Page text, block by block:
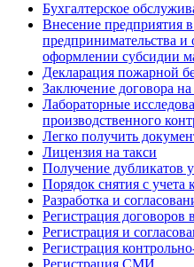
Бухгалтерское
Внесение предприятия
предпринимательства и
оформлении субсидии
Декларация пожарной
Заключение договора
Лабораторные
производственного
Легко получить
Лицензия на такси
Получение дубликатов
Порядок снятия с
Разработка и
Регистрация
Регистрация и
Регистрация